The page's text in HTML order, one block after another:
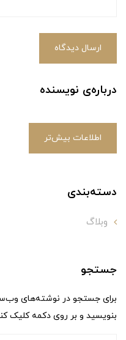
ارسال دیدگاه
درباره‌ی نویسنده
اطلاعات بیش‌تر
دسته‌بندی
وبلاگ
جستجو
برای جستجو در نوشته‌های
بنویسید و بر روی دکمه کلیک